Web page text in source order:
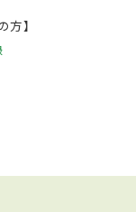
方】